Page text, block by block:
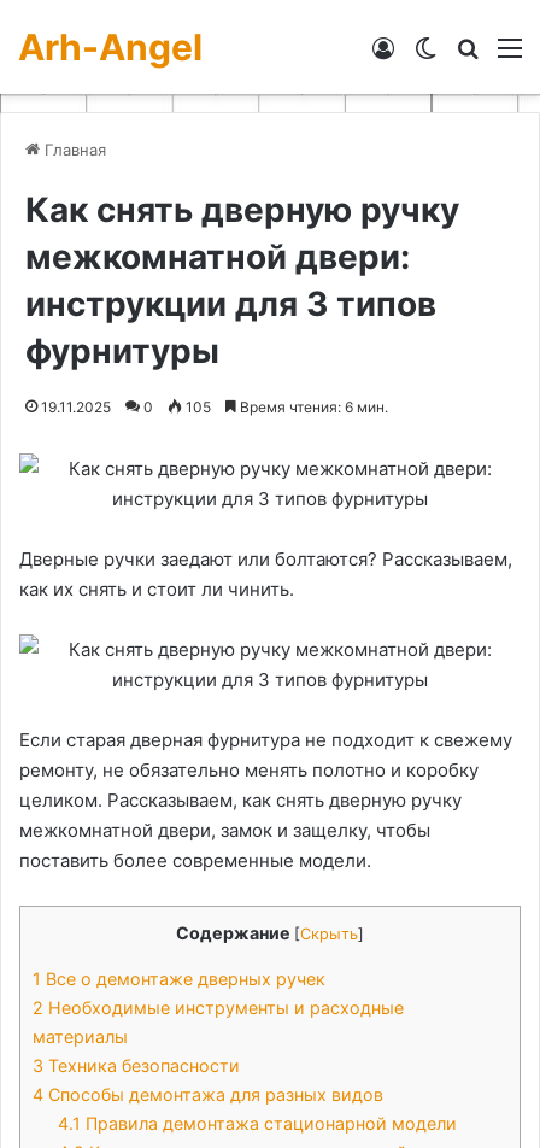
Arh-Angel Switch skin
Войти
Главная
Как снять дверную ручку
межкомнатной двери:
инструкции для 3 типов
фурнитуры
19.11.2025 0 105 Время чтения: 6 мин.
Дверные ручки заедают или болтаются? Рассказываем,
как их снять и стоит ли чинить.
Если старая дверная фурнитура не подходит к свежему
ремонту, не обязательно менять полотно и коробку
целиком. Рассказываем, как снять дверную ручку
межкомнатной двери, замок и защелку, чтобы
поставить более современные модели.
Содержание [Скрыть]
1 Все о демонтаже дверных ручек
2 Необходимые инструменты и расходные
материалы
3 Техника безопасности
4 Способы демонтажа для разных видов
4.1 Правила демонтажа стационарной модели